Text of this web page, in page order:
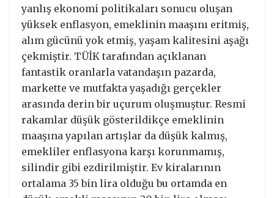
yanlış ekonomi politikaları sonucu oluşan
yüksek enflasyon, emeklinin maaşını eritmiş,
alım gücünü yok etmiş, yaşam kalitesini aşağı
çekmiştir. TÜİK tarafından açıklanan
fantastik oranlarla vatandaşın pazarda,
markette ve mutfakta yaşadığı gerçekler
arasında derin bir uçurum oluşmuştur. Resmi
rakamlar düşük gösterildikçe emeklinin
maaşına yapılan artışlar da düşük kalmış,
emekliler enflasyona karşı korunmamış,
silindir gibi ezdirilmiştir. Ev kiralarının
ortalama 35 bin lira olduğu bu ortamda en